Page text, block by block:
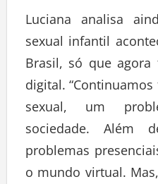
Luciana analisa
sexual infantil
Brasil, só que
digital.
sexual, um
sociedade. Além
problemas
o mundo virtual.